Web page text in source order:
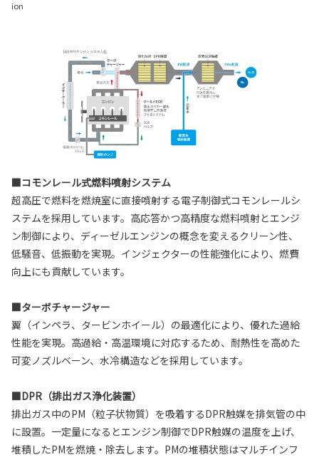
ion
■コモンレール式燃料噴射システム
超高圧で燃料を燃焼室に直接噴射する電子制御式コモンレールシ
ステムを採用しています。高応答かつ高精度な燃料噴射とエンジ
ン制御により、ディーゼルエンジンの概念を変えるクリーン性、
低騒音、低振動を実現。インジェクターの性能強化により、燃費
向上にも貢献しています。
■ターボチャージャー
翼（インペラ、タービンホイール）の最適化により、優れた過給
性能を実現。高過給・高温環境に対応するため、耐熱性を高めた
可変ノズルベーン、水冷構造などを採用しています。
■DPR（排出ガス浄化装置）
排出ガス中のPM（粒子状物質）を吸着するDPR触媒を排気管の中
に設置。一定量になるとエンジン制御でDPR触媒の温度を上げ、
堆積したPMを燃焼・除去します。PMの堆積状態はマルチインフ